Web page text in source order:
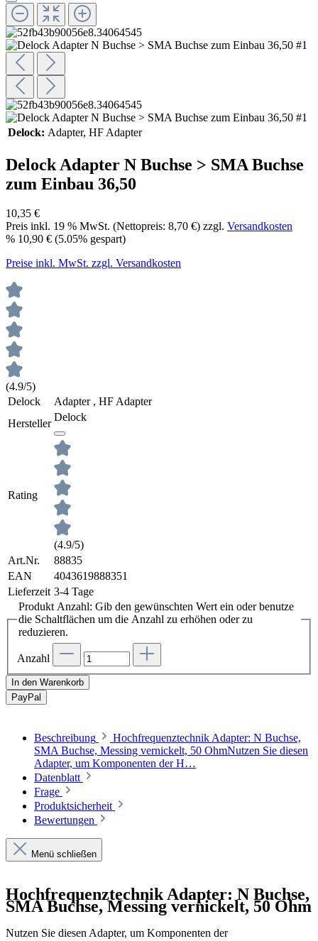
Delock: Adapter, HF Adapter
Delock Adapter N Buchse > SMA Buchse
zum Einbau 36,50
10,35 €
Preis inkl. 19 % MwSt. (Nettopreis: 8,70 €) zzgl. Versandkosten
% 10,90 € (5.05% gespart)
Preise inkl. MwSt. zzgl. Versandkosten
(4.9/5)
Delock
Adapter , HF Adapter
Hersteller
Delock
Rating
(4.9/5)
Art.Nr.
88835
EAN
4043619888351
Lieferzeit 3-4 Tage
Produkt Anzahl: Gib den gewünschten Wert ein oder benutze
die Schaltflächen um die Anzahl zu erhöhen oder zu
reduzieren.
Anzahl
In den Warenkorb
PayPal
Beschreibung
Hochfrequenztechnik Adapter: N Buchse,
SMA Buchse, Messing vernickelt, 50 OhmNutzen Sie diesen
Adapter, um Komponenten der H…
Datenblatt
Frage
Produktsicherheit
Bewertungen
Menü schließen
Hochfrequenztechnik Adapter: N Buchse,
SMA Buchse, Messing vernickelt, 50 Ohm
Nutzen Sie diesen Adapter, um Komponenten der